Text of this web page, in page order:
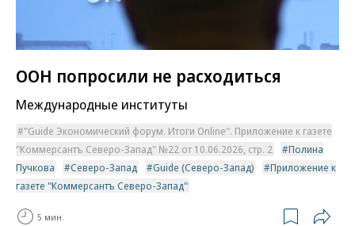
ООН попросили не расходиться
Международные институты
"Guide Экономический форум. Итоги Online". Приложение к газете
"Коммерсантъ Северо-Запад" №22 от 10.06.2026, стр. 2
Полина
Пучкова
Северо-Запад Guide (Северо-Запад)
Приложение к
газете "Коммерсантъ Северо-Запад"
5 мин.